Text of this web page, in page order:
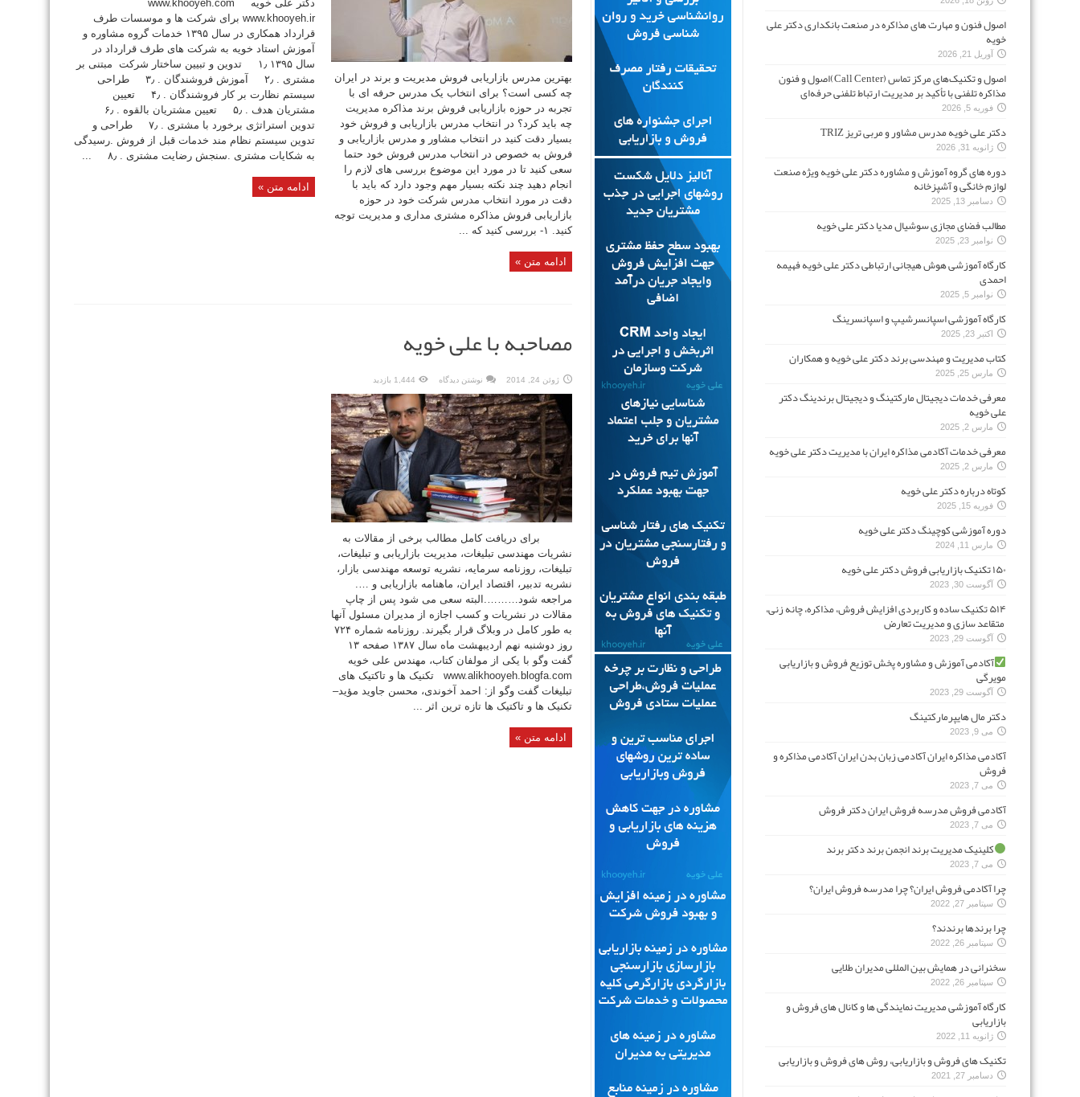
بهترین مدرس بازاریابی فروش مدیریت و برند در ایران
چه کسی است؟ برای انتخاب یک مدرس حرفه ای با
تجربه در حوزه بازاریابی فروش برند مذاکره مدیریت
چه باید کرد؟ در انتخاب مدرس بازاریابی و فروش خود
بسیار دقت کنید در انتخاب مشاور و مدرس بازاریابی و
فروش به خصوص در انتخاب مدرس فروش خود حتما
سعی کنید تا در مورد این موضوع بررسی های لازم را
انجام دهید چند نکته بسیار مهم وجود دارد که باید با
دقت در مورد انتخاب مدرس شرکت خود در حوزه
بازاریابی فروش مذاکره مشتری مداری و مدیریت توجه
کنید. ۱- بررسی کنید که ...
ادامه متن »
دکتر علی خویه www.khooyeh.com
www.khooyeh.ir برای شرکت ها و موسسات طرف
قرارداد همکاری در سال ۱۳۹۵ خدمات گروه مشاوره و
آموزش استاد خویه به شرکت های طرف قرارداد در
سال ۱۳۹۵ ۱٫ تدوین و تبیین ساختار شرکت مبتنی بر
مشتری . ۲٫ آموزش فروشندگان . ۳٫ طراحی
سیستم نظارت بر کار فروشندگان . ۴٫ تعیین
تدوین استراتژی برخورد با مشتری . ۷٫ طراحی و
تدوین سیستم نظام مند خدمات قبل از فروش .رسیدگی
به شکایات مشتری .سنجش رضایت مشتری . ۸٫ ...
ادامه متن »
مصاحبه با علی خویه
ژوئن 24, 2014 نوشتن دیدگاه 1,444 بازدید
برای دریافت کامل مطالب برخی از مقالات به
نشریات مهندسی تبلیغات، مدیریت بازاریابی و تبلیغات،
تبلیغات، روزنامه سرمایه، نشریه توسعه مهندسی بازار،
نشریه تدبیر، اقتصاد ایران، ماهنامه بازاریابی و ….
مراجعه شود……….البته سعی می شود پس از چاپ
مقالات در نشریات و کسب اجازه از مدیران مسئول آنها
به طور کامل در وبلاگ قرار بگیرند. روزنامه شماره ۷۲۴
روز دوشنبه نهم اردیبهشت ماه سال ۱۳۸۷ صفحه ۱۳
گفت وگو با یکی از مولفان کتاب، مهندس علی خویه
www.alikhooyeh.blogfa.com تکنیک ها و تاکتیک های
تبلیغات گفت وگو از: احمد آخوندی، محسن جاوید مؤید–
تکنیک ها و تاکتیک ها تازه ترین اثر ...
ادامه متن »
اصول فنون و مهارت های مذاکره در صنعت بانکداری دکتر علی
خویه
آوریل 21, 2026
اصول و تکنیک‌های مرکز تماس (Call Center)اصول و فنون
مذاکره تلفنی با تأکید بر مدیریت ارتباط تلفنی حرفه‌ای
فوریه 5, 2026
دکتر علی خویه مدرس مشاور و مربی تریز TRIZ
ژانویه 31, 2026
دوره های گروه آموزش و مشاوره دکتر علی خویه ویژه صنعت
لوازم خانگی و آشپزخانه
دسامبر 13, 2025
مطالب فضای مجازی سوشیال مدیا دکتر علی خویه
نوامبر 23, 2025
کارگاه آموزشی هوش هیجانی ارتباطی دکتر علی خویه فهیمه
احمدی
نوامبر 5, 2025
کارگاه آموزشی اسپانسرشیپ و اسپانسرینگ
اکتبر 23, 2025
کتاب مدیریت و مهندسی برند دکتر علی خویه و همکاران
مارس 25, 2025
معرفی خدمات دیجیتال مارکتینگ و دیجیتال برندینگ دکتر
علی خویه
مارس 2, 2025
معرفی خدمات آکادمی مذاکره ایران با مدیریت دکتر علی خویه
مارس 2, 2025
کوتاه درباره دکتر علی خویه
فوریه 15, 2025
دوره آموزشی کوچینگ دکتر علی خویه
مارس 11, 2024
۱۵۰ تکنیک بازاریابی فروش دکتر علی خویه
آگوست 30, 2023
۵۱۴ تکنیک ساده و کاربردی افزایش فروش، مذاکره، چانه زنی،
متقاعد سازی و مدیریت تعارض
آگوست 29, 2023
آکادمی آموزش و مشاوره پخش توزیع فروش و بازاریابی
مویرگی
آگوست 29, 2023
دکتر مال هایپرمارکتینگ
می 9, 2023
آکادمی مذاکره ایران آکادمی زبان بدن ایران آکادمی مذاکره و
فروش
می 7, 2023
آکادمی فروش مدرسه فروش ایران دکتر فروش
می 7, 2023
کلینیک مدیریت برند انجمن برند دکتر برند
می 7, 2023
چرا آکادمی فروش ایران؟ چرا مدرسه فروش ایران؟
سپتامبر 27, 2022
چرا برندها برندند؟
سپتامبر 26, 2022
سخنرانی در همایش بین المللی مدیران طلایی
سپتامبر 26, 2022
کارگاه آموزشی مدیریت نمایندگی ها و کانال های فروش و
بازاریابی
ژانویه 11, 2022
تکنیک های فروش و بازاریابی، روش های فروش و بازاریابی
دسامبر 27, 2021